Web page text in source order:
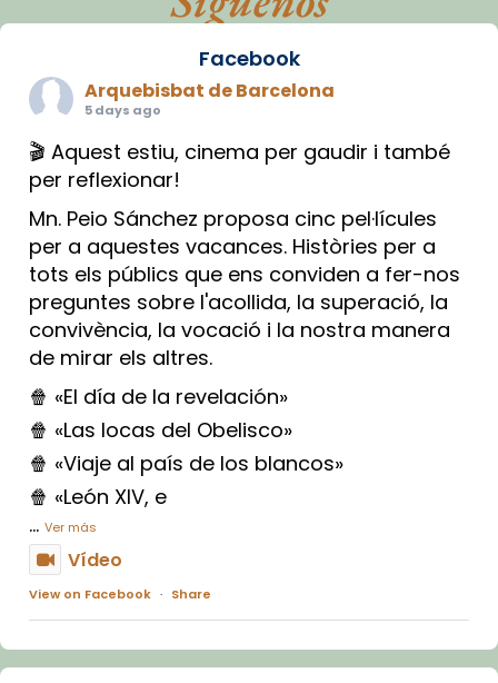
Facebook
Arquebisbat de Barcelona
5 days ago
🎬 Aquest estiu, cinema per gaudir i també
per reflexionar!
Mn. Peio Sánchez proposa cinc pel·lícules
per a aquestes vacances. Històries per a
tots els públics que ens conviden a fer-nos
preguntes sobre l'acollida, la superació, la
convivència, la vocació i la nostra manera
de mirar els altres.
🍿 «El día de la revelación»
🍿 «Las locas del Obelisco»
🍿 «Viaje al país de los blancos»
🍿 «León XIV, e
... Ver más
Vídeo
View on Facebook · Share
Arquebisbat de Barcelona